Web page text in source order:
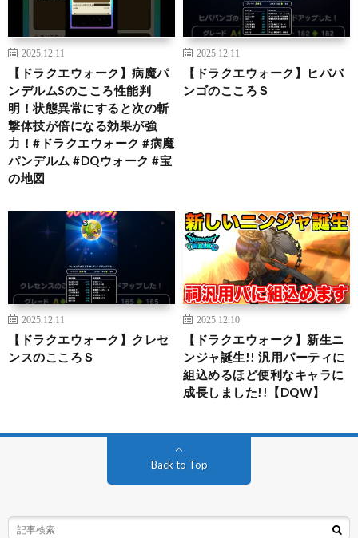
2025.12.11
【ドラクエウォーク】病魔パ
ンデルムSのこころ性能判
明！状態異常にすると次の斬
撃体技が倍になる効果が強
力！#ドラクエウォーク #病魔
パンデルム #DQウォーク #宝
の地図
2025.12.11
【ドラクエウォーク】ヒババ
ンゴのこころＳ
2025.12.11
【ドラクエウォーク】クレセ
ンスのこころＳ
2025.12.10
【ドラクエウォーク】新生ニ
ンジャ誕生!! 汎用パーティに
組込めるほど便利なキャラに
成長しました!!【DQW】
Back to Top